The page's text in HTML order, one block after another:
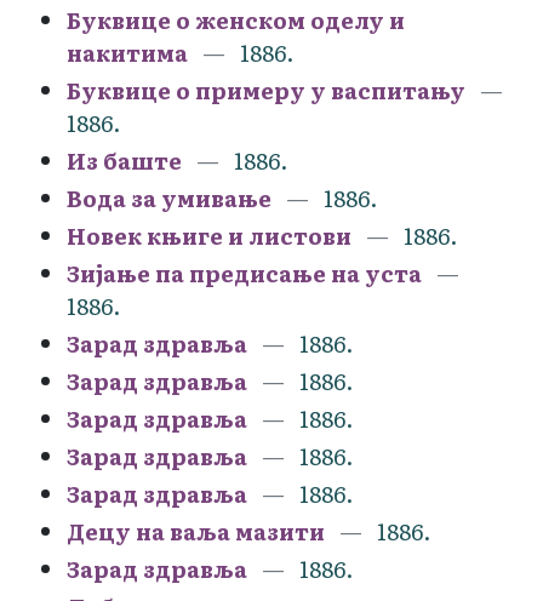
Буквице о женском оделу и
накитима
1886.
Буквице о примеру у васпитању
1886.
Из баште
1886.
Вода за умивање
1886.
Новек књиге и листови
1886.
Зијање па предисање на уста
1886.
Зарад здравља
1886.
Зарад здравља
1886.
Зарад здравља
1886.
Зарад здравља
1886.
Зарад здравља
1886.
Децу на ваља мазити
1886.
Зарад здравља
1886.